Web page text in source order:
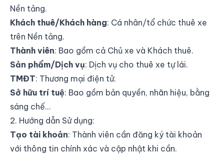
Nền tảng.
Khách thuê/Khách hàng: Cá nhân/tổ chức thuê xe
trên Nền tảng.
Thành viên: Bao gồm cả Chủ xe và Khách thuê.
Sản phẩm/Dịch vụ: Dịch vụ cho thuê xe tự lái.
TMĐT: Thương mại điện tử.
Sở hữu trí tuệ: Bao gồm bản quyền, nhãn hiệu, bằng
sáng chế...
2. Hướng dẫn Sử dụng:
Tạo tài khoản: Thành viên cần đăng ký tài khoản
với thông tin chính xác và cập nhật khi cần.